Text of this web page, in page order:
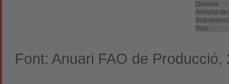
Oceania
Amèrica
Sud-
Total
Font: Anuari FAO de Producció,